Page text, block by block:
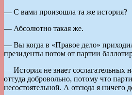
— С вами произошла та же история?
— Абсолютно такая же.
— Вы когда в «Правое дело»
президенты потом от партии
— История не знает сослагательных
оттуда добровольно, потому что
несостоятельной. А отсюда я ничего